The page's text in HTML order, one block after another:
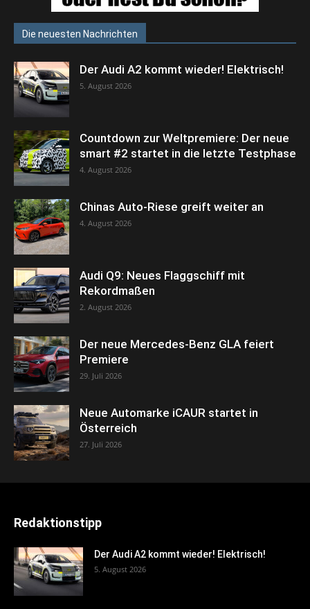
Die neuesten Nachrichten
Der Audi A2 kommt wieder! Elektrisch!
5. August 2026
Countdown zur Weltpremiere: Der neue
smart #2 startet in die letzte Testphase
4. August 2026
Chinas Auto-Riese greift weiter an
4. August 2026
Audi Q9: Neues Flaggschiff mit
Rekordmaßen
2. August 2026
Der neue Mercedes-Benz GLA feiert
Premiere
29. Juli 2026
Neue Automarke iCAUR startet in
Österreich
27. Juli 2026
Redaktionstipp
Der Audi A2 kommt wieder! Elektrisch!
5. August 2026